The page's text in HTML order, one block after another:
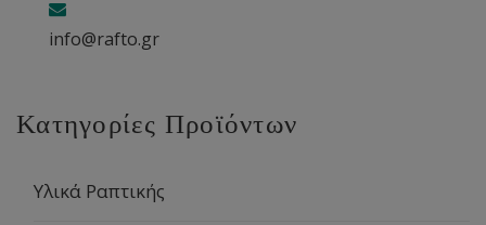
info@rafto.gr
Κατηγορίες Προϊόντων
Υλικά Ραπτικής